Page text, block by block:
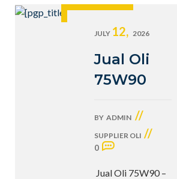
JULY 12, 2026
Jual Oli
75W90
BY ADMIN //
SUPPLIER OLI //
0
Jual Oli 75W90 –